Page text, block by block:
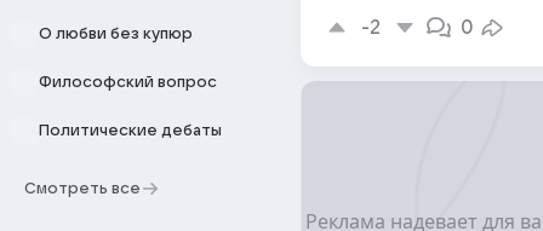
О любви без купюр
Философский вопрос
Политические дебаты
Смотреть все
-2 0